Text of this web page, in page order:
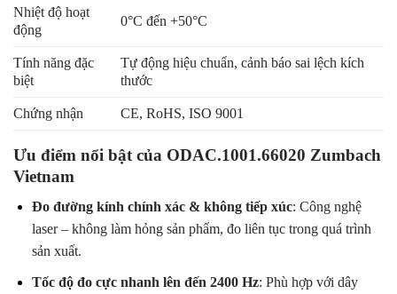
Nhiệt độ hoạt
động
0°C đến +50°C
Tính năng đặc
biệt
Tự động hiệu chuẩn, cảnh báo sai lệch kích
thước
Chứng nhận CE, RoHS, ISO 9001
Ưu điểm nổi bật của ODAC.1001.66020 Zumbach
Vietnam
Đo đường kính chính xác & không tiếp xúc: Công nghệ
laser – không làm hỏng sản phẩm, đo liên tục trong quá trình
sản xuất.
Tốc độ đo cực nhanh lên đến 2400 Hz: Phù hợp với dây